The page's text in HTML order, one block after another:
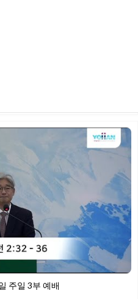
주일 3부 예배